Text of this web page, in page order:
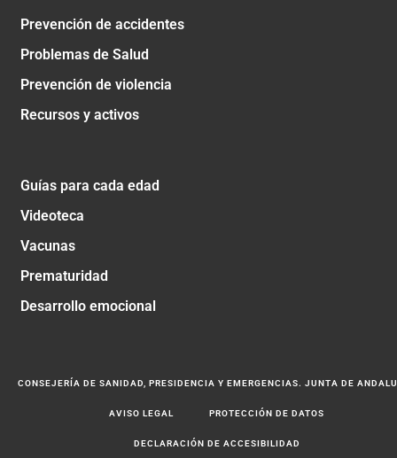
Prevención de accidentes
Problemas de Salud
Prevención de violencia
Recursos y activos
Guías para cada edad
Videoteca
Vacunas
Prematuridad
Desarrollo emocional
CONSEJERÍA DE SANIDAD, PRESIDENCIA Y EMERGENCIAS. JUNTA DE
AVISO LEGAL PROTECCIÓN DE DATOS
DECLARACIÓN DE ACCESIBILIDAD